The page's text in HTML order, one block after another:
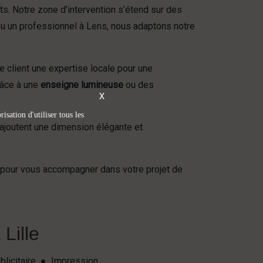
Notre zone d’intervention s’étend sur des
un professionnel à Lens, nous adaptons notre
client une expertise locale pour une
à une enseigne lumineuse ou des
une dimension élégante et
vous accompagner dans votre projet de
Lille
X
d'utiliser tous les